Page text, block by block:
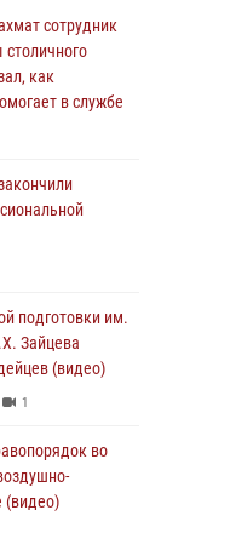
троих
дебош в баре
матче в Москве
в букмекерской
матча
сотрудник
как
в службе
подготовки им.
Зайцева
(видео)
1
во
(видео)